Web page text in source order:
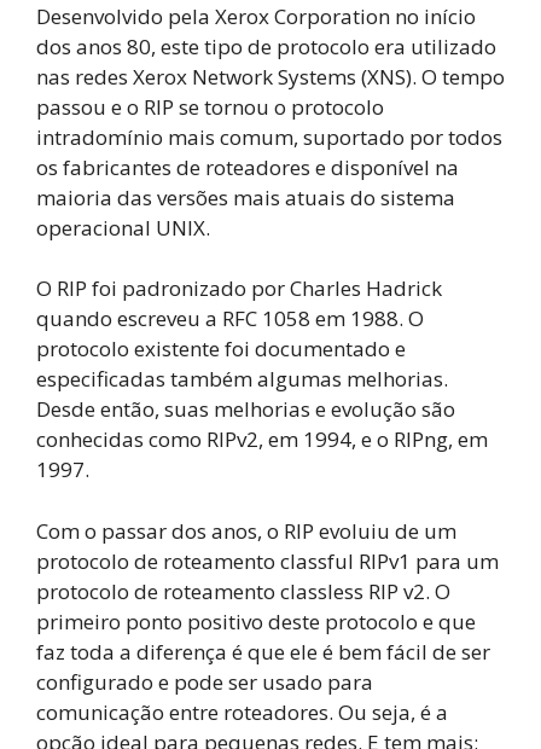
Desenvolvido pela Xerox Corporation no início
dos anos 80, este tipo de protocolo era utilizado
nas redes Xerox Network Systems (XNS). O tempo
passou e o RIP se tornou o protocolo
intradomínio mais comum, suportado por todos
os fabricantes de roteadores e disponível na
maioria das versões mais atuais do sistema
operacional UNIX.
O RIP foi padronizado por Charles Hadrick
quando escreveu a RFC 1058 em 1988. O
protocolo existente foi documentado e
especificadas também algumas melhorias.
Desde então, suas melhorias e evolução são
conhecidas como RIPv2, em 1994, e o RIPng, em
1997.
Com o passar dos anos, o RIP evoluiu de um
protocolo de roteamento classful RIPv1 para um
protocolo de roteamento classless RIP v2. O
primeiro ponto positivo deste protocolo e que
faz toda a diferença é que ele é bem fácil de ser
configurado e pode ser usado para
comunicação entre roteadores. Ou seja, é a
opção ideal para pequenas redes. E tem mais: